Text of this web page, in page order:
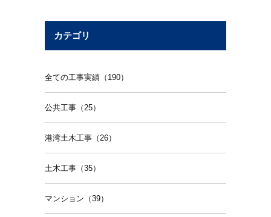
カテゴリ
全ての工事実績（190）
公共工事（25）
港湾土木工事（26）
土木工事（35）
マンション（39）